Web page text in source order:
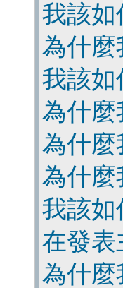
我該如
為什麼
我該如
為什麼
為什麼
為什麼
我該如
在發表
為什麼